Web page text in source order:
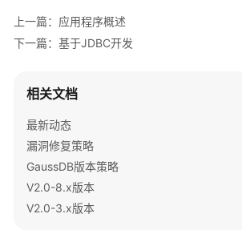
发
指
中
_V2.0-
10.x）
开
发
上一篇：应用程序概述
下一篇：基于JDBC开发
相关文档
最新动态
漏洞修复策略
GaussDB版本策略
V2.0-8.x版本
V2.0-3.x版本